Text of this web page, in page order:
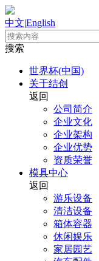
中文|English
搜索
世界杯(中国)
关于结创
返回
公司简介
企业文化
企业架构
企业优势
资质荣誉
模具中心
返回
游乐设备
清洁设备
箱体容器
休闲娱乐
家居园艺